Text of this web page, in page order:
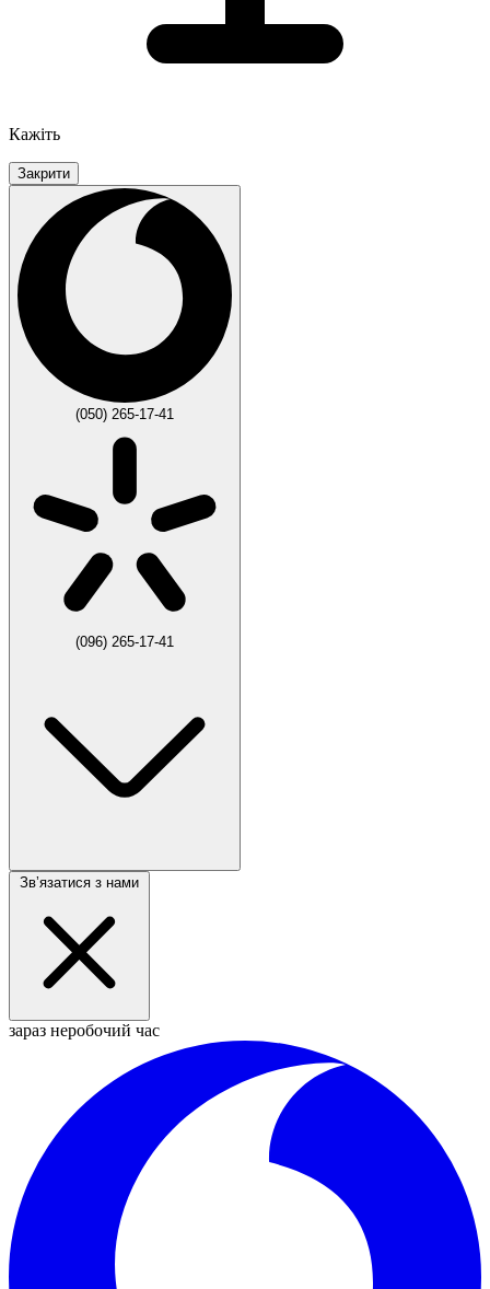
Кажіть
Закрити
(050) 265-17-41
(096) 265-17-41
Звʼязатися з нами
зараз неробочий час